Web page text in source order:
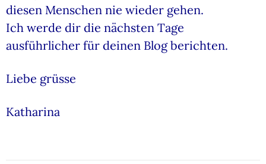
diesen Menschen nie wieder gehen.
Ich werde dir die nächsten Tage
ausführlicher für deinen Blog berichten.
Liebe grüsse
Katharina